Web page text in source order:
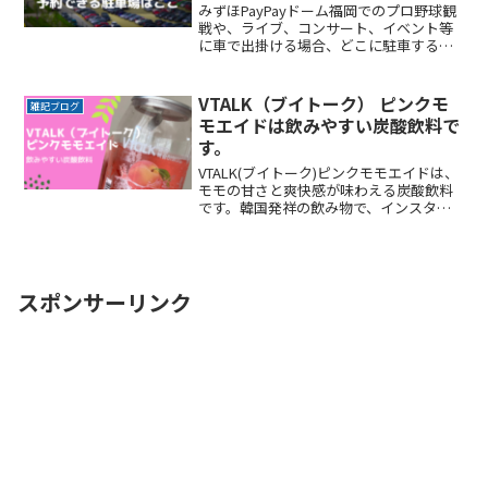
みずほPayPayドーム福岡でのプロ野球観
戦や、ライブ、コンサート、イベント等
に車で出掛ける場合、どこに駐車するか
い駐車場を探すのに時間をかけたくない
自由に入出庫がしたReadMore...
雑記ブログ
VTALK（ブイトーク） ピンクモ
モエイドは飲みやすい炭酸飲料で
す。
VTALK(ブイトーク)ピンクモモエイドは、
モモの甘さと爽快感が味わえる炭酸飲料
です。韓国発祥の飲み物で、インスタ映
スポンサーリンク